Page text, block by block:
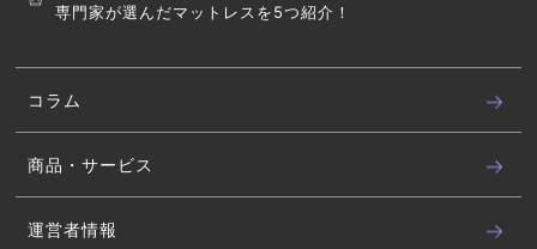
専門家が選んだマットレスを5つ紹介！
コラム
商品・サービス
運営者情報